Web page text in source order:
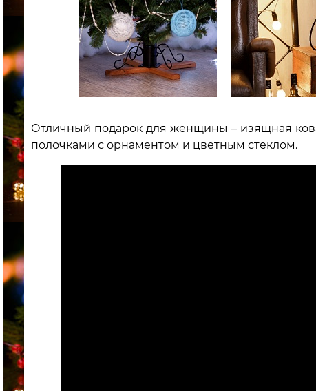
Отличный подарок для женщины – изящная
полочками с орнаментом и цветным стеклом.